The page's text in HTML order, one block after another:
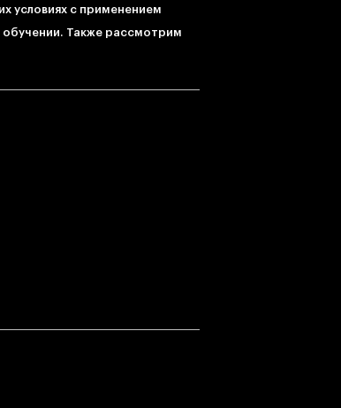
условиях с применением
обучении. Также рассмотрим